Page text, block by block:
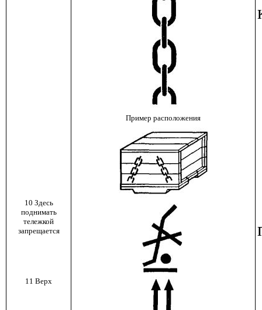
Пример расположения
10 Здесь
поднимать
тележкой
запрещается
11 Верх